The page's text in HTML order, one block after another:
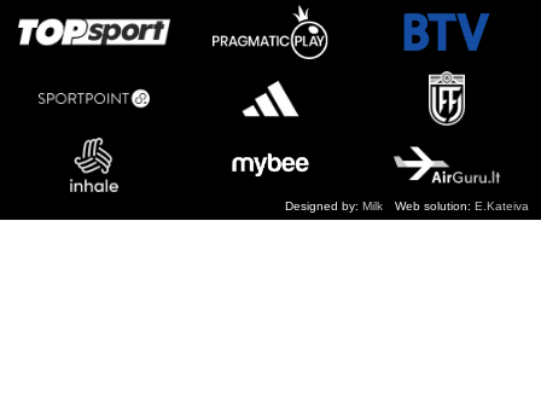
Web solution: E.Kateiva
Designed by: Milk